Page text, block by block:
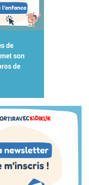
de
son
de